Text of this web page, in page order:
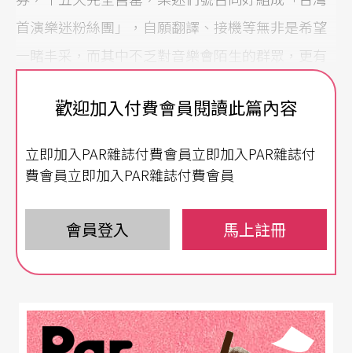
首演樂迷粉絲團」，自願翻譯、接機等無非是希望
一睹丰采，而其中不乏對音樂會陌生的群眾，更有
足不出戶的宅男宅女們。如此偶像級的盛況，大概
只有日本作曲家久石讓的才能達到！
演奏難度高聆聽又悅耳
樂，曾五度榮獲日本影藝學院「最佳電影原著音樂
獎」，久石讓的作品從電影、電視劇、廣告、動
時候都在聽他作品」的作曲家、也是這次音樂會邀
演人的史擷詠表示：「他的音樂跨了相當多的類
歡迎加入付費會員閱讀此篇內容
立即加入PAR雜誌付費會員立即加入PAR雜誌付
費會員立即加入PAR雜誌付費會員
會員登入 馬上註冊